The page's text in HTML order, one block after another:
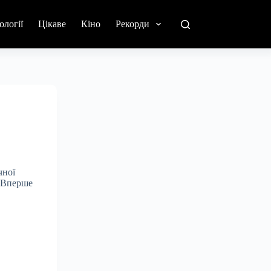
Цікаве Кіно Рекорди
Вперше